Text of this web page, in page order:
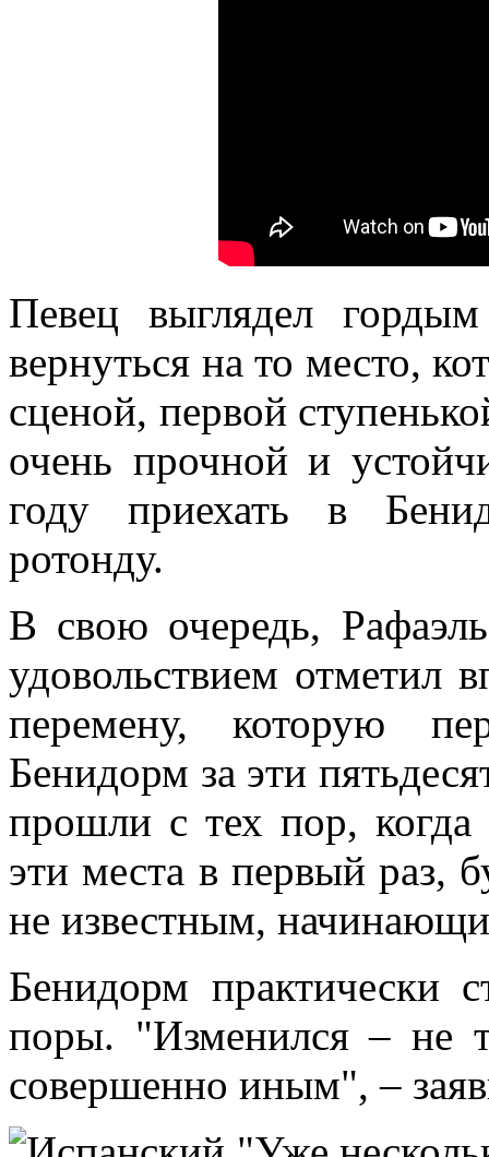
Певец выглядел
вернуться на то место,
сценой, первой
очень прочной и
году приехать в
ротонду.
В свою очередь,
удовольствием отметил
перемену, которую
Бенидорм за эти
прошли с тех пор, когда
эти места в первый раз,
не известным,
Бенидорм практически
поры. "Изменился – не
совершенно иным", –